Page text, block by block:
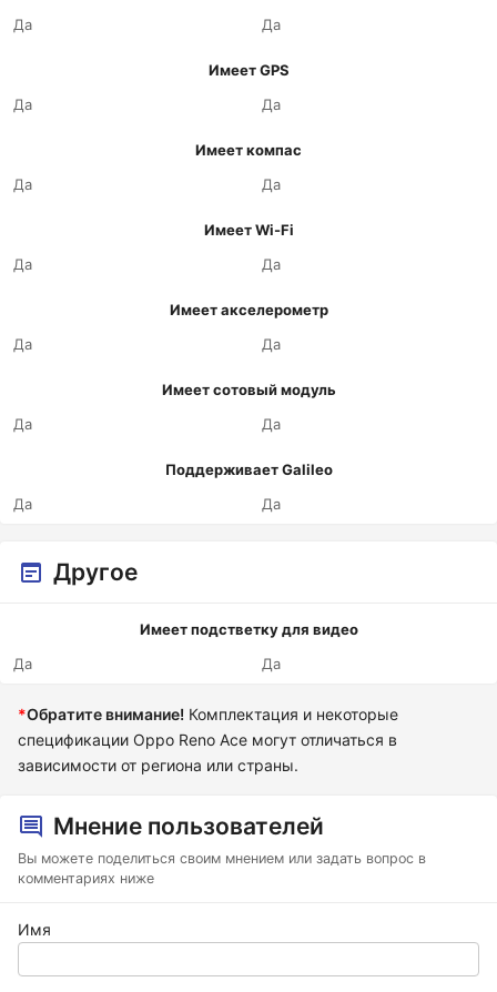
Да
Да
Имеет GPS
Да
Да
Имеет компас
Да
Да
Имеет Wi-Fi
Да
Да
Имеет акселерометр
Да
Да
Имеет сотовый модуль
Да
Да
Поддерживает Galileo
Да
Да
Другое
Имеет подстветку для видео
Да
Да
*Обратите внимание! Комплектация и некоторые
спецификации Oppo Reno Ace могут отличаться в
зависимости от региона или страны.
Мнение пользователей
Вы можете поделиться своим мнением или задать вопрос в
комментариях ниже
Имя